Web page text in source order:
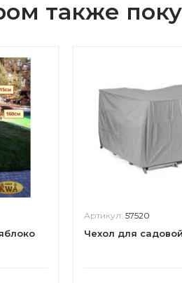
также
Артикул: 57520
Чехол для